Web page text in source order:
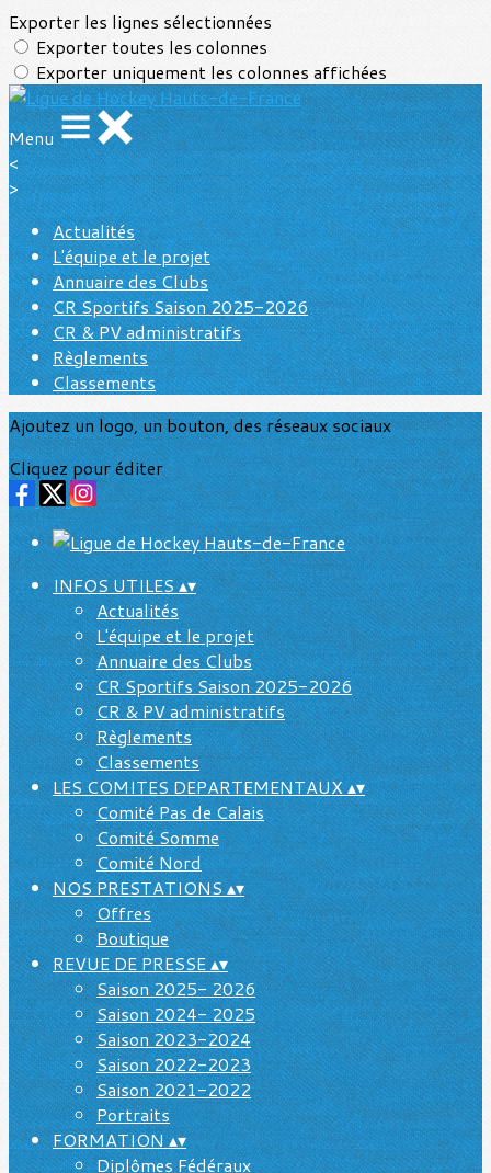
Exporter les lignes sélectionnées
Exporter toutes les colonnes
Exporter uniquement les colonnes affichées
Menu
<
>
Actualités
L'équipe et le projet
Annuaire des Clubs
CR Sportifs Saison 2025-2026
CR & PV administratifs
Règlements
Classements
Ajoutez un logo, un bouton, des réseaux sociaux
Cliquez pour éditer
INFOS UTILES▴▾
Actualités
L'équipe et le projet
Annuaire des Clubs
CR Sportifs Saison 2025-2026
CR & PV administratifs
Règlements
Classements
LES COMITES DEPARTEMENTAUX▴▾
Comité Pas de Calais
Comité Somme
Comité Nord
NOS PRESTATIONS▴▾
Offres
Boutique
REVUE DE PRESSE▴▾
Saison 2025- 2026
Saison 2024- 2025
Saison 2023-2024
Saison 2022-2023
Saison 2021-2022
Portraits
FORMATION▴▾
Diplômes Fédéraux